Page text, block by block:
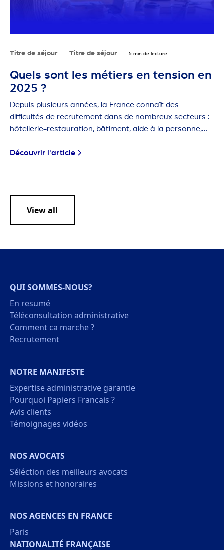
Titre de séjour Titre de séjour 5 min de lecture
Quels sont les métiers en tension en
2025 ?
Depuis plusieurs années, la France connaît des
difficultés de recrutement dans de nombreux secteurs :
hôtellerie-restauration, bâtiment, aide à la personne,
employeurs ont de plus en plus de mal à trouver des
Découvrir l'article
View all
QUI SOMMES-NOUS?
En resumé
Téléconsultation administrative
Comment ca marche ?
Recrutement
NOTRE MANIFESTE
Expertise administrative garantie
Pourquoi Papiers Francais ?
Avis clients
Témoignages vidéos
NOS AVOCATS
Séléction des meilleurs avocats
Missions et honoraires
NOS AGENCES EN FRANCE
Paris
NATIONALITÉ FRANÇAISE